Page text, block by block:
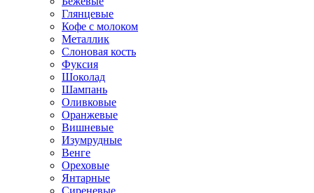
Глянцевые
Кофе с молоком
Металлик
Слоновая кость
Фуксия
Шоколад
Шампань
Оливковые
Оранжевые
Вишневые
Изумрудные
Венге
Ореховые
Янтарные
Сиреневые